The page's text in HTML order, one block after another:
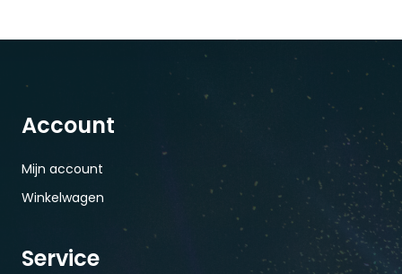
Account
Mijn account
Winkelwagen
Service